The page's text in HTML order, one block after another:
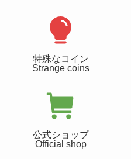
特殊なコイン
Strange coins
公式ショップ
Official shop